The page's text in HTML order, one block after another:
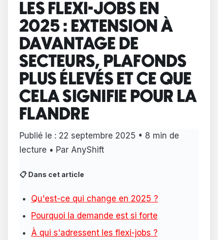
LES FLEXI-JOBS EN
2025 : EXTENSION À
DAVANTAGE DE
SECTEURS, PLAFONDS
PLUS ÉLEVÉS ET CE QUE
CELA SIGNIFIE POUR LA
FLANDRE
Publié le : 22 septembre 2025 • 8 min de
lecture • Par AnyShift
📋 Dans cet article
Qu'est-ce qui change en 2025 ?
Pourquoi la demande est si forte
À qui s'adressent les flexi-jobs ?